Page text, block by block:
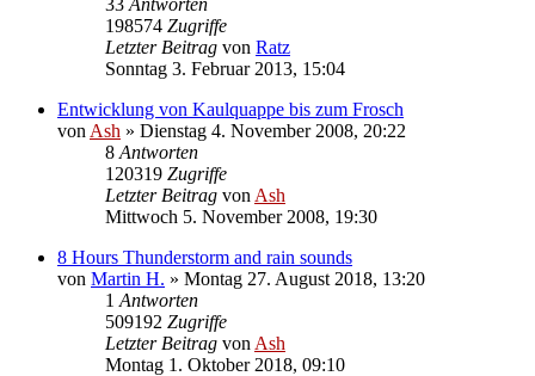
198574 Zugriffe
Letzter Beitrag von Ratz
Sonntag 3. Februar 2013, 15:04
Entwicklung von Kaulquappe bis zum Frosch
von Ash » Dienstag 4. November 2008, 20:22
8 Antworten
120319 Zugriffe
Letzter Beitrag von Ash
Mittwoch 5. November 2008, 19:30
8 Hours Thunderstorm and rain sounds
von Martin H. » Montag 27. August 2018, 13:20
1 Antworten
509192 Zugriffe
Letzter Beitrag von Ash
Montag 1. Oktober 2018, 09:10